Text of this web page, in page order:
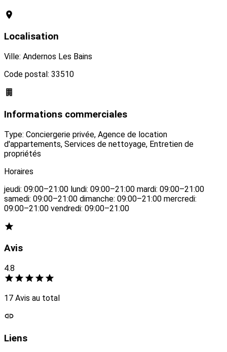
Localisation
Ville: Andernos Les Bains
Code postal: 33510
Informations commerciales
Type: Conciergerie privée, Agence de location
d'appartements, Services de nettoyage, Entretien de
propriétés
Horaires
jeudi: 09:00–21:00 lundi: 09:00–21:00 mardi: 09:00–21:00
samedi: 09:00–21:00 dimanche: 09:00–21:00 mercredi:
09:00–21:00 vendredi: 09:00–21:00
Avis
4.8
17 Avis au total
Liens